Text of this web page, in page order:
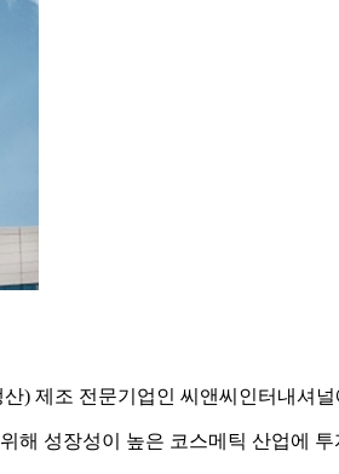
) 제조 전문기업인 씨앤씨인터내셔
해 성장성이 높은 코스메틱 산업에